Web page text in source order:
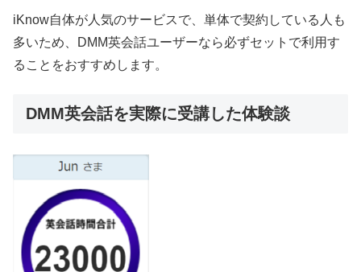
iKnow自体が人気のサービスで、単体で契約している人も
多いため、DMM英会話ユーザーなら必ずセットで利用す
ることをおすすめします。
DMM英会話を実際に受講した体験談